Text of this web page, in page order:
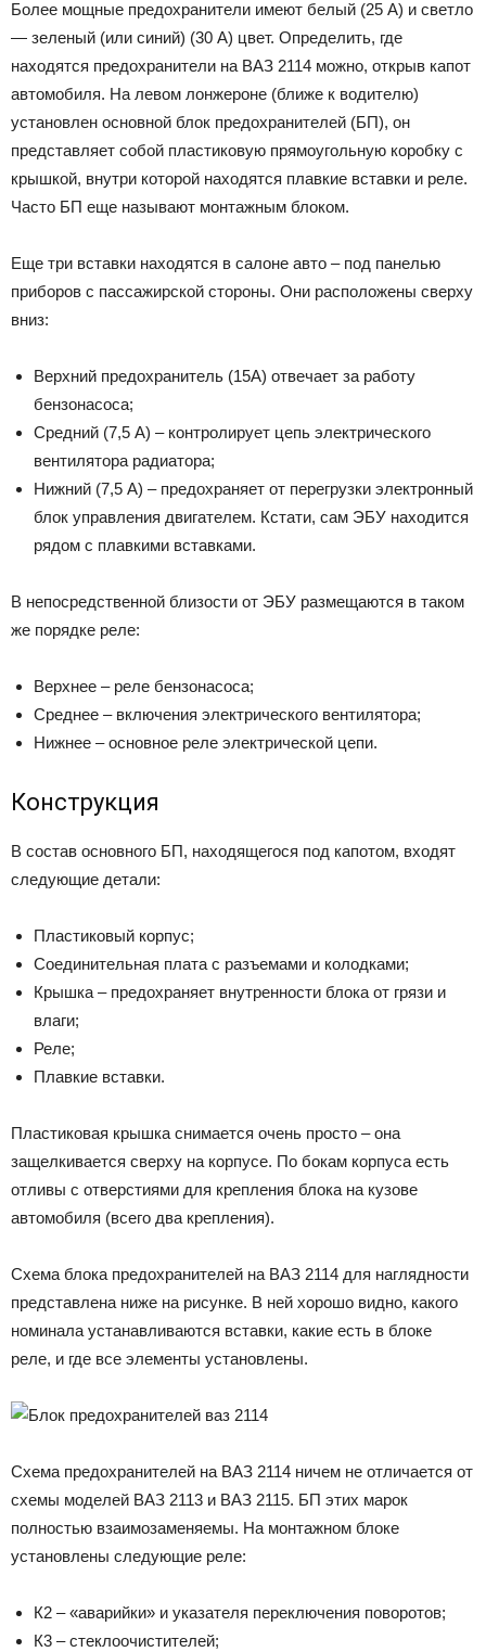
Более мощные предохранители имеют белый (25 А) и светло
— зеленый (или синий) (30 А) цвет. Определить, где
находятся предохранители на ВАЗ 2114 можно, открыв капот
автомобиля. На левом лонжероне (ближе к водителю)
установлен основной блок предохранителей (БП), он
представляет собой пластиковую прямоугольную коробку с
крышкой, внутри которой находятся плавкие вставки и реле.
Часто БП еще называют монтажным блоком.
Еще три вставки находятся в салоне авто – под панелью
приборов с пассажирской стороны. Они расположены сверху
вниз:
Верхний предохранитель (15А) отвечает за работу
бензонасоса;
Средний (7,5 А) – контролирует цепь электрического
вентилятора радиатора;
Нижний (7,5 А) – предохраняет от перегрузки электронный
блок управления двигателем. Кстати, сам ЭБУ находится
рядом с плавкими вставками.
В непосредственной близости от ЭБУ размещаются в таком
же порядке реле:
Верхнее – реле бензонасоса;
Среднее – включения электрического вентилятора;
Нижнее – основное реле электрической цепи.
Конструкция
В состав основного БП, находящегося под капотом, входят
следующие детали:
Пластиковый корпус;
Соединительная плата с разъемами и колодками;
Крышка – предохраняет внутренности блока от грязи и
влаги;
Реле;
Плавкие вставки.
Пластиковая крышка снимается очень просто – она
защелкивается сверху на корпусе. По бокам корпуса есть
отливы с отверстиями для крепления блока на кузове
автомобиля (всего два крепления).
Схема блока предохранителей на ВАЗ 2114 для наглядности
представлена ниже на рисунке. В ней хорошо видно, какого
номинала устанавливаются вставки, какие есть в блоке
реле, и где все элементы установлены.
Схема предохранителей на ВАЗ 2114 ничем не отличается от
схемы моделей ВАЗ 2113 и ВАЗ 2115. БП этих марок
полностью взаимозаменяемы. На монтажном блоке
установлены следующие реле:
К2 – «аварийки» и указателя переключения поворотов;
К3 – стеклоочистителей;